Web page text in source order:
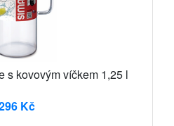
s kovovým víčkem 1,25 l
Kč